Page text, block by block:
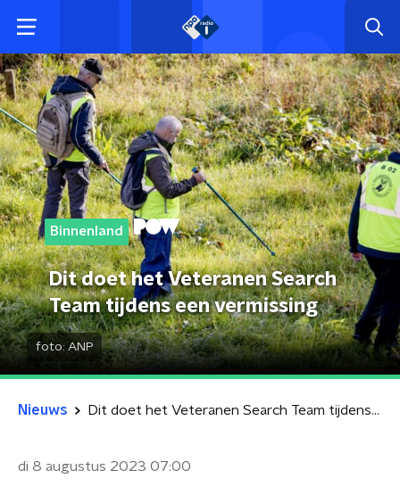
Binnenland
Dit doet het Veteranen Search
Team tijdens een vermissing
foto:ANP
Nieuws Dit doet het Veteranen Search Team tijdens een vermissing
di 8 augustus 2023 07:00